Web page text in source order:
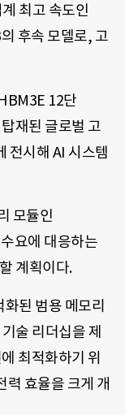
최고 속도인
후속 모델로, 고
12단
재된 글로벌 고
전시해 AI 시스템
모듈인
요에 대응하는
계획이다.
된 범용 메모리
술 리더십을 제
최적화하기 위
력 효율을 크게 개